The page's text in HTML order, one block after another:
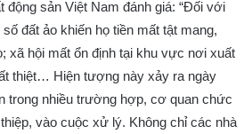
động sản Việt Nam đánh giá: “Đối với
đất ảo khiến họ tiền mất tật mang,
xã hội mất ổn định tại khu vực nơi xuất
thiệt… Hiện tượng này xảy ra ngày
trong nhiều trường hợp, cơ quan chức
vào cuộc xử lý. Không chỉ các nhà